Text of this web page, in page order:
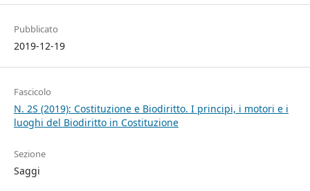
Pubblicato
2019-12-19
Fascicolo
N. 2S (2019): Costituzione e Biodiritto. I principi, i motori e i
luoghi del Biodiritto in Costituzione
Sezione
Saggi